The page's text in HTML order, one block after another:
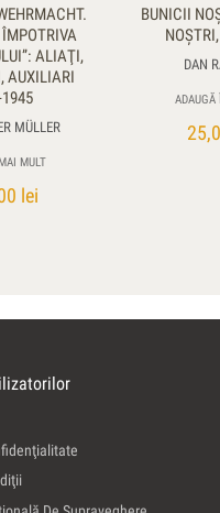
ALIAŢI,
AUXILIARI
MÜLLER
MULT
lei
BUNICII
DAN
ADAUGĂ